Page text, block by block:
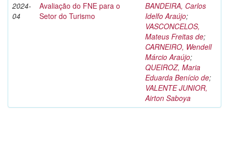
2024-
04
Avaliação do FNE para o
Setor do Turismo
BANDEIRA, Carlos
Idelfo Araújo;
VASCONCELOS,
Mateus Freitas de;
CARNEIRO, Wendell
Márcio Araújo;
QUEIROZ, Maria
Eduarda Benício de;
VALENTE JUNIOR,
Airton Saboya